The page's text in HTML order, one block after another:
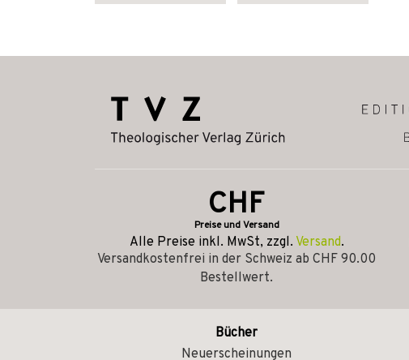
CHF
Preise und Versand
Alle Preise inkl. MwSt, zzgl. Versand.
Versandkostenfrei in der Schweiz ab CHF 90.00
Bestellwert.
Bücher
Neuerscheinungen